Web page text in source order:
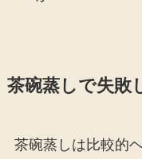
茶碗蒸しで失敗
茶碗蒸しは比較的